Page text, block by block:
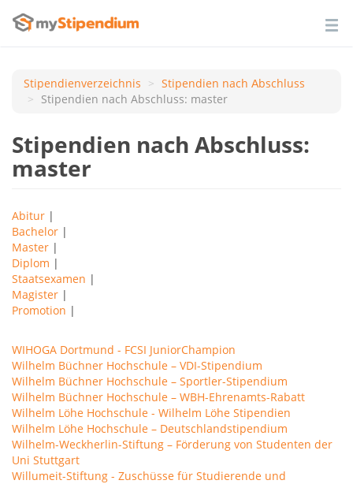
Stipendienverzeichnis
Stipendien nach Аbschluss
Stipendien nach Abschluss: master
Stipendien nach Abschluss:
master
Abitur |
Bachelor |
Master |
Diplom |
Staatsexamen |
Magister |
Promotion |
WIHOGA Dortmund - FCSI JuniorChampion
Wilhelm Büchner Hochschule – VDI-Stipendium
Wilhelm Büchner Hochschule – Sportler-Stipendium
Wilhelm Büchner Hochschule – WBH-Ehrenamts-Rabatt
Wilhelm Löhe Hochschule - Wilhelm Löhe Stipendien
Wilhelm Löhe Hochschule – Deutschlandstipendium
Wilhelm-Weckherlin-Stiftung – Förderung von Studenten der
Uni Stuttgart
Willumeit-Stiftung - Zuschüsse für Studierende und